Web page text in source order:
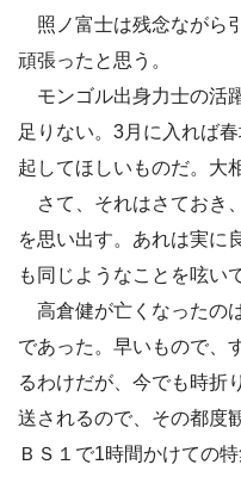
照ノ富士は残念ながら
頑張ったと思う。
モンゴル出身力士の活
足りない。3月に入れば
起してほしいものだ。大
さて、それはさておき
を思い出す。あれは実に
も同じようなことを呟い
高倉健が亡くなったの
であった。早いもので、
るわけだが、今でも時折
送されるので、その都度
ＢＳ１で1時間かけての